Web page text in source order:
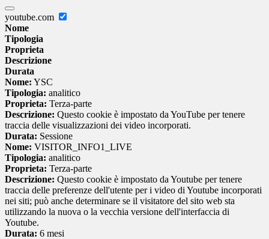
youtube.com
Nome
Tipologia
Proprieta
Descrizione
Durata
Nome: YSC
Tipologia: analitico
Proprieta: Terza-parte
Descrizione: Questo cookie è impostato da YouTube per tenere
traccia delle visualizzazioni dei video incorporati.
Durata: Sessione
Nome: VISITOR_INFO1_LIVE
Tipologia: analitico
Proprieta: Terza-parte
Descrizione: Questo cookie è impostato da Youtube per tenere
traccia delle preferenze dell'utente per i video di Youtube incorporati
nei siti; può anche determinare se il visitatore del sito web sta
utilizzando la nuova o la vecchia versione dell'interfaccia di
Youtube.
Durata: 6 mesi